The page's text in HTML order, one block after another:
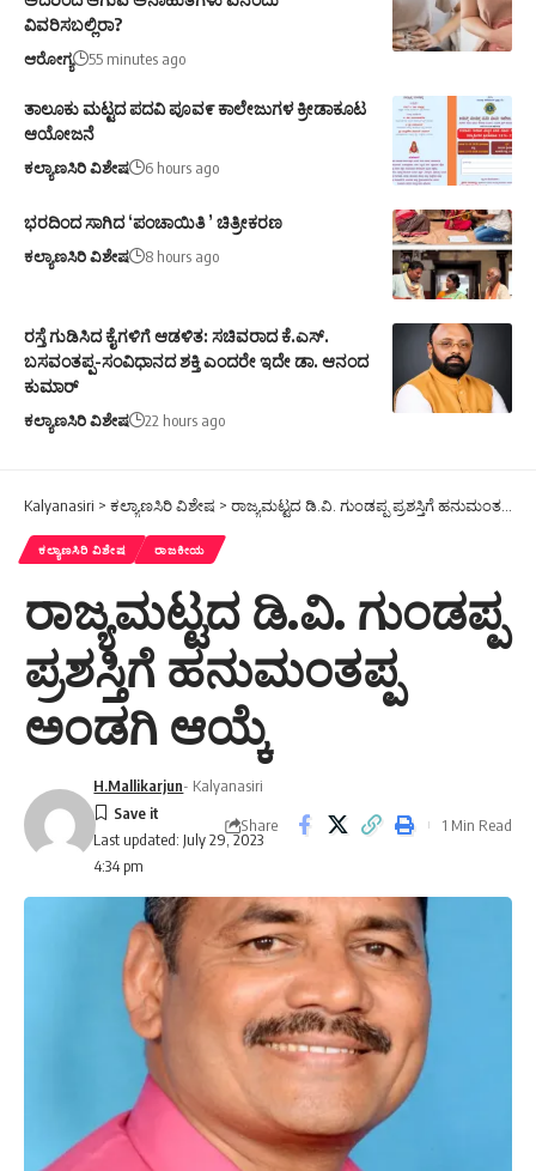
ವಿವರಿಸಬಲ್ಲಿರಾ?
ಆರೋಗ್ಯ 55 minutes ago
ತಾಲೂಕು ಮಟ್ಟದ ಪದವಿ ಪೂವ೯ ಕಾಲೇಜುಗಳ ಕ್ರೀಡಾಕೂಟ
ಆಯೋಜನೆ
ಕಲ್ಯಾಣಸಿರಿ ವಿಶೇಷ 6 hours ago
ಭರದಿಂದ ಸಾಗಿದ ‘ಪಂಚಾಯಿತಿ ’ ಚಿತ್ರೀಕರಣ
ಕಲ್ಯಾಣಸಿರಿ ವಿಶೇಷ 8 hours ago
ರಸ್ತೆ ಗುಡಿಸಿದ ಕೈಗಳಿಗೆ ಆಡಳಿತ: ಸಚಿವರಾದ ಕೆ.ಎಸ್.
ಬಸವಂತಪ್ಪ-ಸಂವಿಧಾನದ ಶಕ್ತಿ ಎಂದರೇ ಇದೇ ಡಾ. ಆನಂದ
ಕುಮಾರ್
ಕಲ್ಯಾಣಸಿರಿ ವಿಶೇಷ 22 hours ago
Kalyanasiri > ಕಲ್ಯಾಣಸಿರಿ ವಿಶೇಷ > ರಾಜ್ಯಮಟ್ಟದ ಡಿ.ವಿ. ಗುಂಡಪ್ಪ ಪ್ರಶಸ್ತಿಗೆ ಹನುಮಂತಪ್ಪ ಅಂಡಗಿ ಆಯ್ಕೆ
ಕಲ್ಯಾಣಸಿರಿ ವಿಶೇಷ ರಾಜಕೀಯ
ರಾಜ್ಯಮಟ್ಟದ ಡಿ.ವಿ. ಗುಂಡಪ್ಪ
ಪ್ರಶಸ್ತಿಗೆ ಹನುಮಂತಪ್ಪ
ಅಂಡಗಿ ಆಯ್ಕೆ
Last updated: July 29, 2023
4:34 pm
H.Mallikarjun- Kalyanasiri
Share 1 Min Read